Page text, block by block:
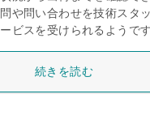
や問い合わせを技術スタ
ビスを受けられるようです
続きを読む